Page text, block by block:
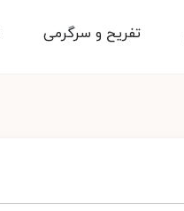
تفریح و سرگرمی